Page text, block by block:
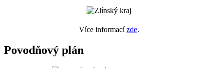
Více informacízde.
Povodňový plán